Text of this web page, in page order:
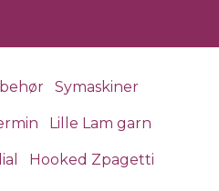
Symaskiner
Lille Lam garn
Hooked Zpagetti